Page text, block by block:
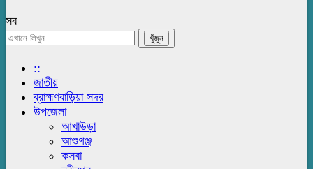
সব
::
জাতীয়
ব্রাহ্মণবাড়িয়া সদর
উপজেলা
আখাউড়া
আশুগঞ্জ
কসবা